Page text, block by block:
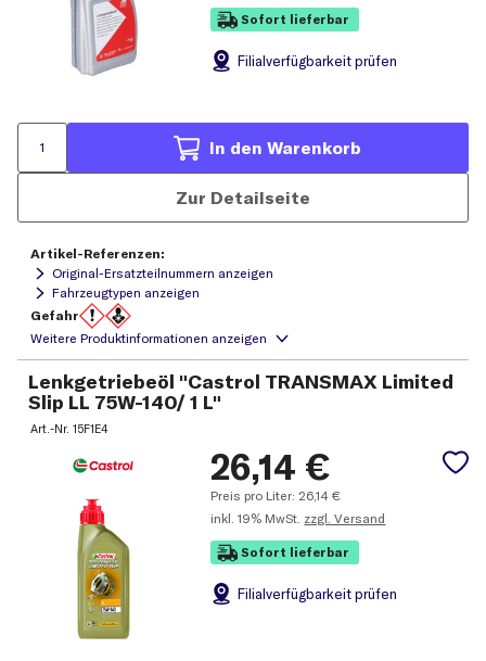
Sofort lieferbar
Filialverfügbarkeit prüfen
In den Warenkorb
Zur Detailseite
Gefahr
Artikel-Referenzen:
Original-Ersatzteilnummern anzeigen
Fahrzeugtypen anzeigen
Lenkgetriebeöl "Castrol TRANSMAX Limited
Slip LL 75W-140/ 1 L"
Art.-Nr.15F1E4
26,14 €
Preis pro Liter: 26,14 €
inkl. 19% MwSt. zzgl. Versand
Sofort lieferbar
Filialverfügbarkeit prüfen